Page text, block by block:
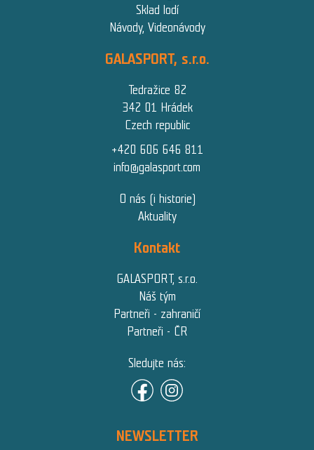
Sklad lodí
Návody, Videonávody
GALASPORT, s.r.o.
Tedražice 82
342 01 Hrádek
Czech republic
+420 606 646 811
info@galasport.com
O nás (i historie)
Aktuality
Kontakt
GALASPORT, s.r.o.
Náš tým
Partneři - zahraničí
Partneři - ČR
Sledujte nás:
NEWSLETTER